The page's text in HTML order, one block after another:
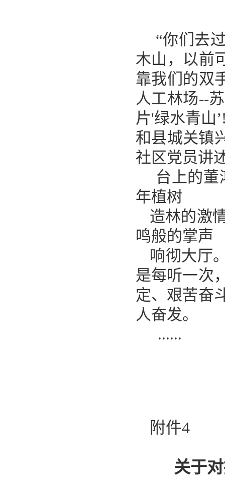
“你们去
木山，以前
靠我们的双
人工林场--
片'绿水青山
和县城关镇
社区党员讲
台上的董
年植树
造林的激
鸣般的掌声
响彻大厅
是每听一次
定、艰苦奋
人奋发。
......
附件4
关于